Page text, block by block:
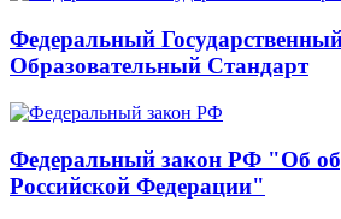
Федеральный
Образовательный Стандарт
Федеральный закон РФ "Об
Российской Федерации"